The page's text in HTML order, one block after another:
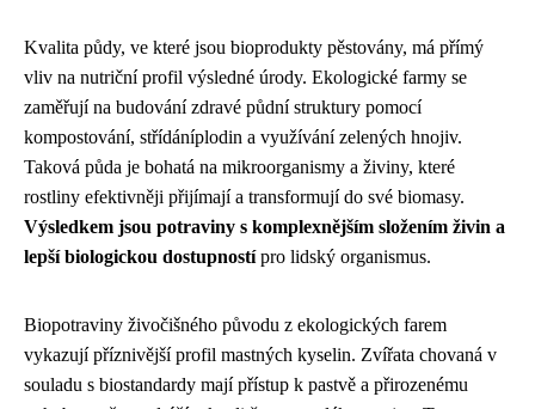
Kvalita půdy, ve které jsou bioprodukty pěstovány, má přímý
vliv na nutriční profil výsledné úrody. Ekologické farmy se
zaměřují na budování zdravé půdní struktury pomocí
kompostování, střídáníplodin a využívání zelených hnojiv.
Taková půda je bohatá na mikroorganismy a živiny, které
rostliny efektivněji přijímají a transformují do své biomasy.
Výsledkem jsou potraviny s komplexnějším složením živin a
lepší biologickou dostupnostípro lidský organismus.
Biopotraviny živočišného původu z ekologických farem
vykazují příznivější profil mastných kyselin. Zvířata chovaná v
souladu s biostandardy mají přístup k pastvě a přirozenému